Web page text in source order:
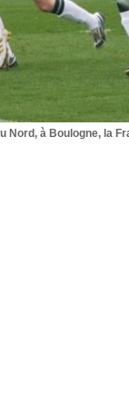
Nord, à Boulogne, la